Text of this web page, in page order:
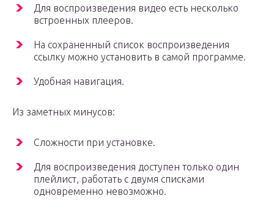
Для воспроизведения видео есть несколько
встроенных плееров.
На сохраненный список воспроизведения
ссылку можно установить в самой программе.
Удобная навигация.
Из заметных минусов:
Сложности при установке.
Для воспроизведения доступен только один
плейлист, работать с двумя списками
одновременно невозможно.